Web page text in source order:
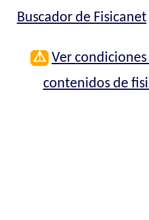
Buscador de Fisicanet
⚠ Ver
contenidos de